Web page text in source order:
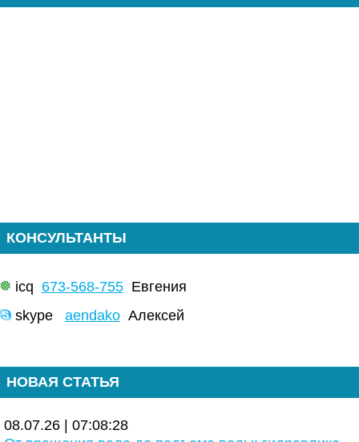
КОНСУЛЬТАНТЫ
icq 673-568-755 Евгения
skype aendako Алексей
НОВАЯ СТАТЬЯ
08.07.26 | 07:08:28